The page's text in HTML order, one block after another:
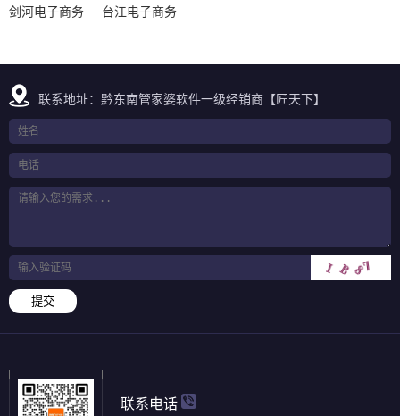
剑河电子商务
台江电子商务
联系地址：黔东南管家婆软件一级经销商【匠天下】
提交
联系电话